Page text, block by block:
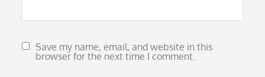
Save my name, email, and website in this
browser for the next time I comment.